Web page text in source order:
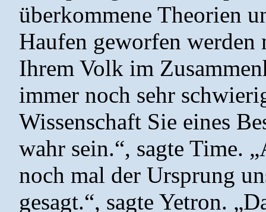
überkommene Theorien
Haufen geworfen werden
Ihrem Volk im
immer noch sehr
Wissenschaft Sie eines
wahr sein.“, sagte Time.
noch mal der Ursprung
gesagt.“, sagte Yetron.